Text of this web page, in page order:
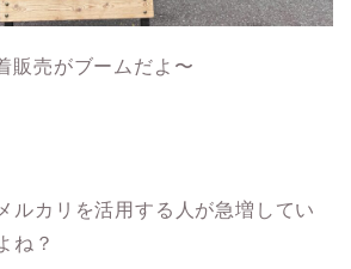
販売がブームだよ〜
ルカリを活用する人が急増してい
ね？